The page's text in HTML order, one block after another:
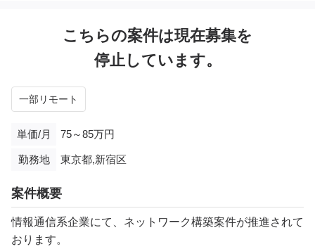
こちらの案件は現在募集を
停止しています。
一部リモート
単価/月 75～85万円
勤務地 東京都,新宿区
案件概要
情報通信系企業にて、ネットワーク構築案件が推進されて
おります。